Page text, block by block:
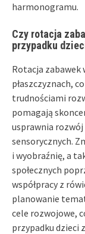
harmonogramu.
Czy rotacja
przypadku
Rotacja zabawek
płaszczyznach,
trudnościami
pomagają
usprawnia
sensorycznych.
i wyobraźnię, a
społecznych
współpracy z
planowanie
cele rozwojowe,
przypadku dzieci